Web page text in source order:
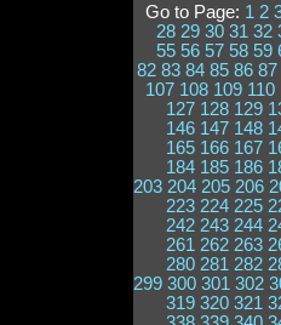
Go to Page: 1 2
28 29 30 31 32
55 56 57 58 59
82 83 84 85 86 87
107 108 109 110
127 128 129
146 147 148
165 166 167
184 185 186
203 204 205 206
223 224 225
242 243 244
261 262 263
280 281 282
299 300 301 302
319 320 321